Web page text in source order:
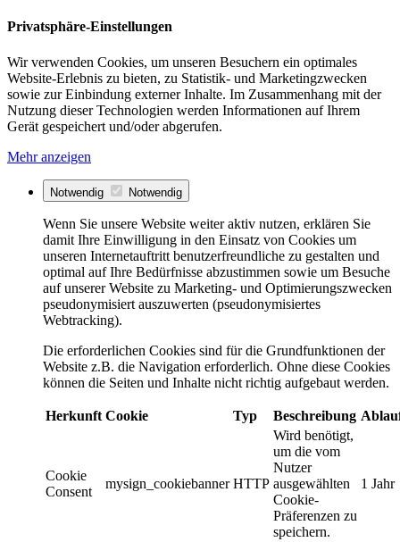
Privatsphäre-Einstellungen
Wir verwenden Cookies, um unseren Besuchern ein optimales
Website-Erlebnis zu bieten, zu Statistik- und Marketingzwecken
sowie zur Einbindung externer Inhalte. Im Zusammenhang mit der
Nutzung dieser Technologien werden Informationen auf Ihrem
Gerät gespeichert und/oder abgerufen.
Mehr anzeigen
Notwendig Notwendig
Wenn Sie unsere Website weiter aktiv nutzen, erklären Sie
damit Ihre Einwilligung in den Einsatz von Cookies um
unseren Internetauftritt benutzerfreundliche zu gestalten und
optimal auf Ihre Bedürfnisse abzustimmen sowie um Besuche
auf unserer Website zu Marketing- und Optimierungszwecken
pseudonymisiert auszuwerten (pseudonymisiertes
Webtracking).
Die erforderlichen Cookies sind für die Grundfunktionen der
Website z.B. die Navigation erforderlich. Ohne diese Cookies
können die Seiten und Inhalte nicht richtig aufgebaut werden.
Herkunft Cookie Typ Beschreibung
Cookie
Consent
mysign_cookiebanner HTTP
Wird benötigt,
um die vom
Nutzer
ausgewählten
Cookie-
Präferenzen zu
speichern.
1 Jahr